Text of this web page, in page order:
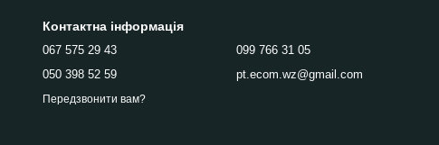
Контактна інформація
067 575 29 43
050 398 52 59
Передзвонити вам?
099 766 31 05
pt.ecom.wz@gmail.com